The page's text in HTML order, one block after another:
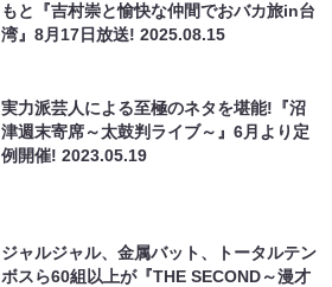
もと『吉村崇と愉快な仲間でおバカ旅in台
湾』8月17日放送!2025.08.15
実力派芸人による至極のネタを堪能!『沼
津週末寄席～太鼓判ライブ～』6月より定
例開催!2023.05.19
ジャルジャル、金属バット、トータルテン
ボスら60組以上が『THE SECOND～漫才